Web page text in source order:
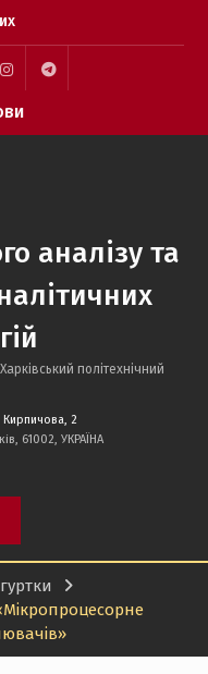
InstagramTelegram
аналізу та
політехнічний
Кирпичова, 2
61002, УКРАЇНА